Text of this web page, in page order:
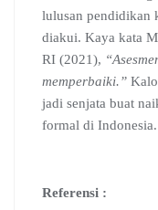
lulusan pendidikan
diakui. Kaya kata
RI (2021),
memperbaiki.”
jadi senjata buat
formal di Indonesia.
Referensi :